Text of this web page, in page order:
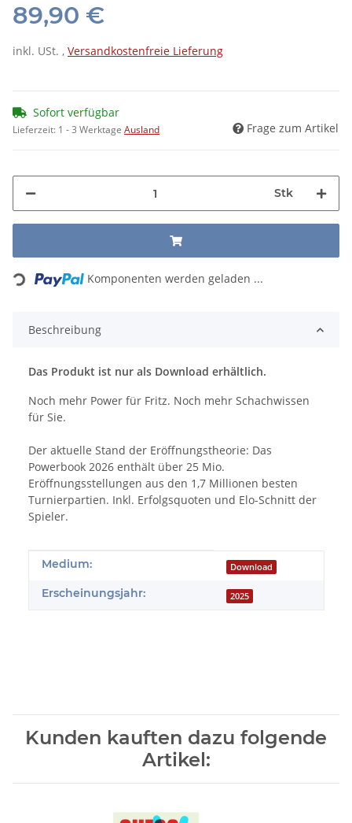
89,90 €
inkl. USt. , Versandkostenfreie Lieferung
Sofort verfügbar
Lieferzeit: 1 - 3 Werktage Ausland Frage zum Artikel
Stk
Loading... Komponenten werden geladen ...
Beschreibung
Das Produkt ist nur als Download erhältlich.
Noch mehr Power für Fritz. Noch mehr Schachwissen
für Sie.
Der aktuelle Stand der Eröffnungstheorie: Das
Powerbook 2026 enthält über 25 Mio.
Eröffnungsstellungen aus den 1,7 Millionen besten
Turnierpartien. Inkl. Erfolgsquoten und Elo-Schnitt der
Spieler.
Produkteigenschaft
Wert
Medium: Download
Erscheinungsjahr: 2025
Kunden kauften dazu folgende
Artikel: